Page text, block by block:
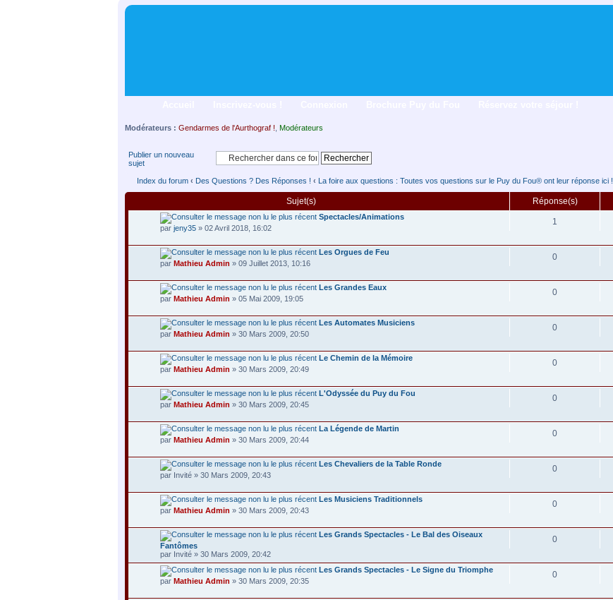
Modérateurs : Gendarmes de l'Aurthograf ! Modérateurs
Publier un nouveau
sujet
Index du forum ‹ Des Questions ? Des Réponses ! ‹ La foire aux questions : Toutes vos questions sur le Puy du Fou® ont leur réponse ici !
Sujet(s) Réponse(s)
Spectacles/Animations
par jeny35 » 02 Avril 2018, 16:02
1
Les Orgues de Feu
par Mathieu Admin » 09 Juillet 2013, 10:16
0
Les Grandes Eaux
par Mathieu Admin » 05 Mai 2009, 19:05
0
Les Automates Musiciens
par Mathieu Admin » 30 Mars 2009, 20:50
0
Le Chemin de la Mémoire
par Mathieu Admin » 30 Mars 2009, 20:49
0
L'Odyssée du Puy du Fou
par Mathieu Admin » 30 Mars 2009, 20:45
0
La Légende de Martin
par Mathieu Admin » 30 Mars 2009, 20:44
0
Les Chevaliers de la Table Ronde
par Invité » 30 Mars 2009, 20:43
0
Les Musiciens Traditionnels
par Mathieu Admin » 30 Mars 2009, 20:43
0
Les Grands Spectacles - Le Bal des Oiseaux
Fantômes
par Invité » 30 Mars 2009, 20:42
0
Les Grands Spectacles - Le Signe du Triomphe
par Mathieu Admin » 30 Mars 2009, 20:35
0